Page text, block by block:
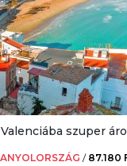
szuper
/ 87.180